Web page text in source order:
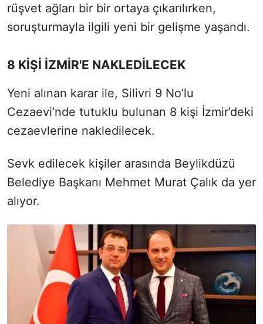
rüşvet ağları bir bir ortaya çıkarılırken,
soruşturmayla ilgili yeni bir gelişme yaşandı.
8 KİŞİ İZMİR'E NAKLEDİLECEK
Yeni alınan karar ile, Silivri 9 No’lu
Cezaevi’nde tutuklu bulunan 8 kişi İzmir’deki
cezaevlerine nakledilecek.
Sevk edilecek kişiler arasında Beylikdüzü
Belediye Başkanı Mehmet Murat Çalık da yer
alıyor.